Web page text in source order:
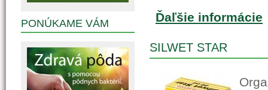
Ďaľšie informácie
SILWET STAR
PONÚKAME VÁM